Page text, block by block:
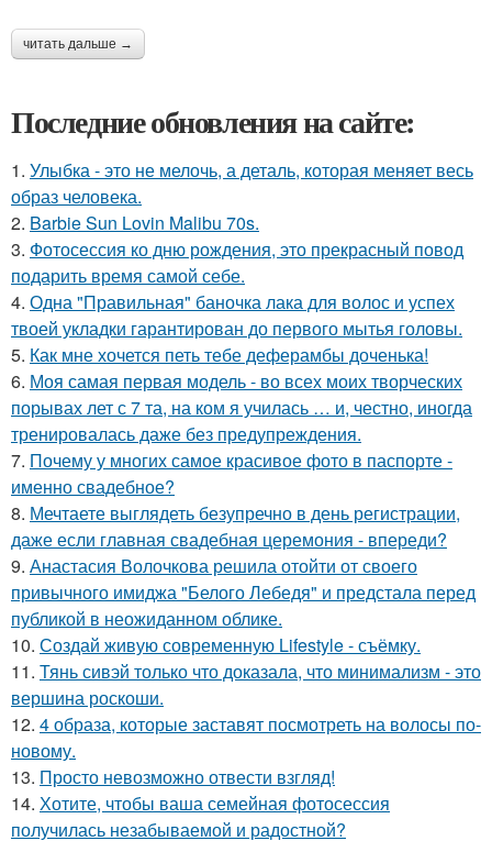
читать дальше →
Последние обновления на сайте:
1. Улыбка - это не мелочь, а деталь, которая меняет весь
образ человека.
2. Barbie Sun Lovin Malibu 70s.
3. Фотосессия ко дню рождения, это прекрасный повод
подарить время самой себе.
4. Одна "Правильная" баночка лака для волос и успех
твоей укладки гарантирован до первого мытья головы.
5. Как мне хочется петь тебе деферамбы доченька!
6. Моя самая первая модель - во всех моих творческих
порывах лет с 7 та, на ком я училась … и, честно, иногда
тренировалась даже без предупреждения.
7. Почему у многих самое красивое фото в паспорте -
именно свадебное?
8. Мечтаете выглядеть безупречно в день регистрации,
даже если главная свадебная церемония - впереди?
9. Анастасия Волочкова решила отойти от своего
привычного имиджа "Белого Лебедя" и предстала перед
публикой в неожиданном облике.
10. Создай живую современную Lifestyle - съёмку.
11. Тянь сивэй только что доказала, что минимализм - это
вершина роскоши.
12. 4 образа, которые заставят посмотреть на волосы по-
новому.
13. Просто невозможно отвести взгляд!
14. Хотите, чтобы ваша семейная фотосессия
получилась незабываемой и радостной?